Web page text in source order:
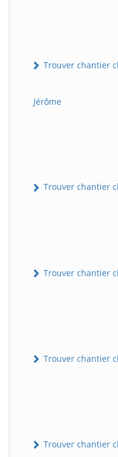
Trouver chantier
Jérôme
Trouver chantier
Trouver chantier
Trouver chantier
Trouver chantier